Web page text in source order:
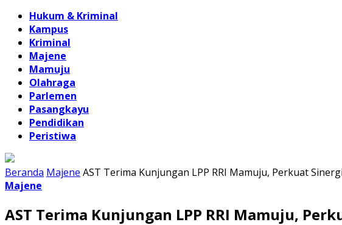
Hukum & Kriminal
Kampus
Kriminal
Majene
Mamuju
Olahraga
Parlemen
Pasangkayu
Pendidikan
Peristiwa
Beranda Majene AST Terima Kunjungan LPP RRI Mamuju, Perkuat
Majene
AST Terima Kunjungan LPP RRI Mamuju,